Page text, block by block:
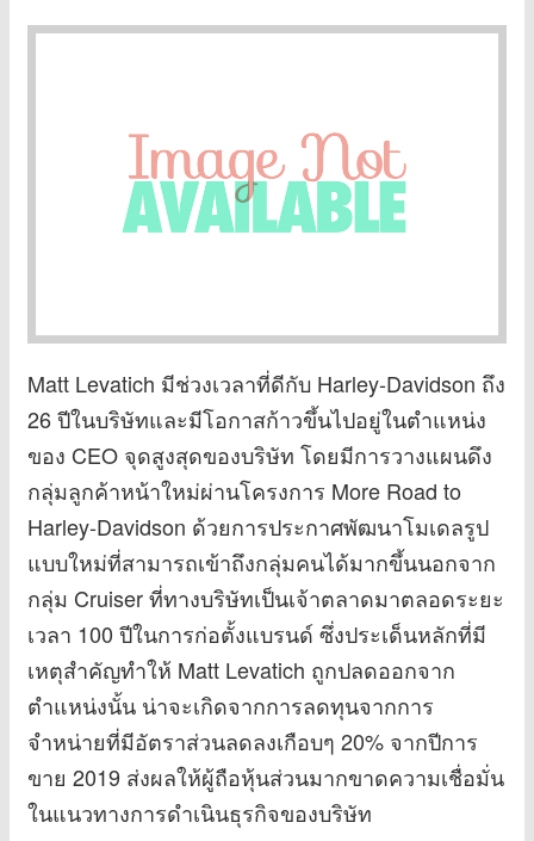
Matt Levatich มีช่วงเวลาที่ดีกับ Harley-Davidson ถึง
26 ปีในบริษัทและมีโอกาสก้าวขึ้นไปอยู่ในตำแหน่ง
ของ CEO จุดสูงสุดของบริษัท โดยมีการวางแผนดึง
กลุ่มลูกค้าหน้าใหม่ผ่านโครงการ More Road to
Harley-Davidson ด้วยการประกาศพัฒนาโมเดลรูป
แบบใหม่ที่สามารถเข้าถึงกลุ่มคนได้มากขึ้นนอกจาก
กลุ่ม Cruiser ที่ทางบริษัทเป็นเจ้าตลาดมาตลอดระยะ
เวลา 100 ปีในการก่อตั้งแบรนด์ ซึ่งประเด็นหลักที่มี
เหตุสำคัญทำให้ Matt Levatich ถูกปลดออกจาก
ตำแหน่งนั้น น่าจะเกิดจากการลดทุนจากการ
จำหน่ายที่มีอัตราส่วนลดลงเกือบๆ 20% จากปีการ
ขาย 2019 ส่งผลให้ผู้ถือหุ้นส่วนมากขาดความเชื่อมั่น
ในแนวทางการดำเนินธุรกิจของบริษัท